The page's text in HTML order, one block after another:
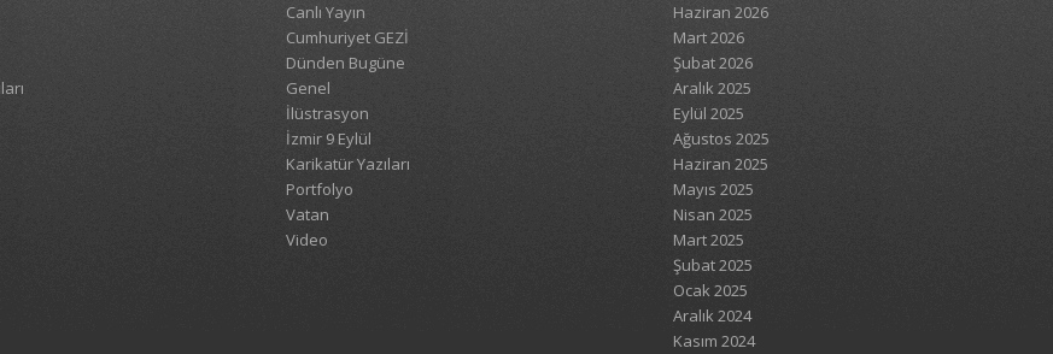
Canlı Yayın
Cumhuriyet GEZİ
Dünden Bugüne
Genel
İlüstrasyon
İzmir 9 Eylül
Karikatür Yazıları
Portfolyo
Vatan
Video
Haziran 2026
Mart 2026
Şubat 2026
Aralık 2025
Eylül 2025
Ağustos 2025
Haziran 2025
Mayıs 2025
Nisan 2025
Mart 2025
Şubat 2025
Ocak 2025
Aralık 2024
Kasım 2024